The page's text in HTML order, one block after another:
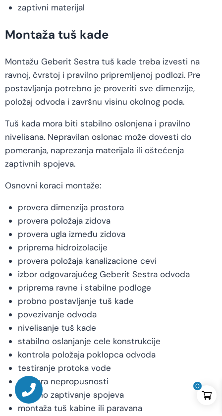
0
zaptivni materijal
Montaža tuš kade
Montažu Geberit Sestra tuš kade treba izvesti na
ravnoj, čvrstoj i pravilno pripremljenoj podlozi. Pre
postavljanja potrebno je proveriti sve dimenzije,
položaj odvoda i završnu visinu okolnog poda.
Tuš kada mora biti stabilno oslonjena i pravilno
nivelisana. Nepravilan oslonac može dovesti do
pomeranja, naprezanja materijala ili oštećenja
zaptivnih spojeva.
Osnovni koraci montaže:
provera dimenzija prostora
provera položaja zidova
provera ugla između zidova
priprema hidroizolacije
provera položaja kanalizacione cevi
izbor odgovarajućeg Geberit Sestra odvoda
priprema ravne i stabilne podloge
probno postavljanje tuš kade
povezivanje odvoda
nivelisanje tuš kade
stabilno oslanjanje cele konstrukcije
kontrola položaja poklopca odvoda
testiranje protoka vode
provera nepropusnosti
završno zaptivanje spojeva
montaža tuš kabine ili paravana